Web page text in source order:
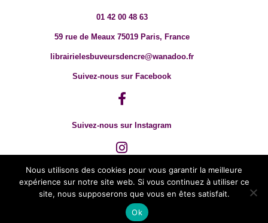
01 42 00 48 63
59 rue de Meaux 75019 Paris, France
librairielesbuveursdencre@wanadoo.fr
Suivez-nous sur Facebook
Suivez-nous sur Instagram
© 2018 TOUT DROIT RÉSERVÉ
Nous utilisons des cookies pour vous garantir la meilleure
expérience sur notre site web. Si vous continuez à utiliser ce
site, nous supposerons que vous en êtes satisfait.
Ok